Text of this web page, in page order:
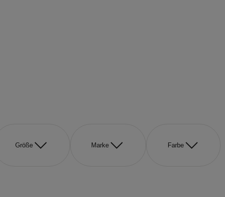
Größe Marke Farbe